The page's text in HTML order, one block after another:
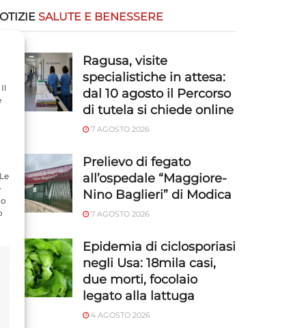
SALUTE E BENESSERE
Ragusa, visite
specialistiche in attesa:
dal 10 agosto il Percorso
di tutela si chiede online
7 AGOSTO 2026
Prelievo di fegato
all’ospedale “Maggiore-
Nino Baglieri” di Modica
7 AGOSTO 2026
Epidemia di ciclosporiasi
negli Usa: 18mila casi,
due morti, focolaio
legato alla lattuga
4 AGOSTO 2026